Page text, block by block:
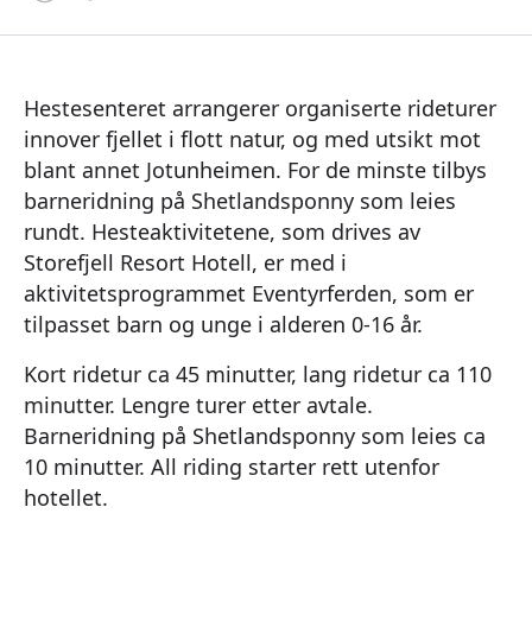
Hestesenteret arrangerer organiserte rideturer
innover fjellet i flott natur, og med utsikt mot
blant annet Jotunheimen. For de minste tilbys
barneridning på Shetlandsponny som leies
rundt. Hesteaktivitetene, som drives av
Storefjell Resort Hotell, er med i
aktivitetsprogrammet Eventyrferden, som er
tilpasset barn og unge i alderen 0-16 år.
Kort ridetur ca 45 minutter, lang ridetur ca 110
minutter. Lengre turer etter avtale.
Barneridning på Shetlandsponny som leies ca
10 minutter. All riding starter rett utenfor
hotellet.